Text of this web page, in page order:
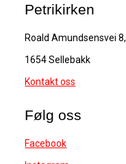
Petrikirken
Roald Amundsensvei 8,
1654 Sellebakk
Kontakt oss
Følg oss
Facebook